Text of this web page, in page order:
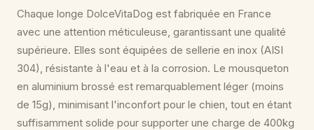
Chaque longe DolceVitaDog est fabriquée en France
avec une attention méticuleuse, garantissant une qualité
supérieure. Elles sont équipées de sellerie en inox (AISI
304), résistante à l'eau et à la corrosion. Le mousqueton
en aluminium brossé est remarquablement léger (moins
de 15g), minimisant l'inconfort pour le chien, tout en étant
suffisamment solide pour supporter une charge de 400kg